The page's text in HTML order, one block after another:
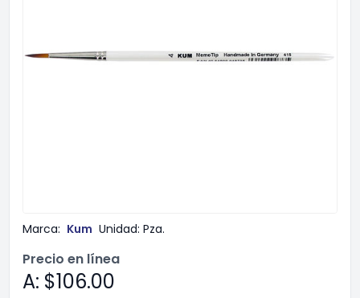
Marca: Kum Unidad: Pza.
Precio en línea
A: $106.00